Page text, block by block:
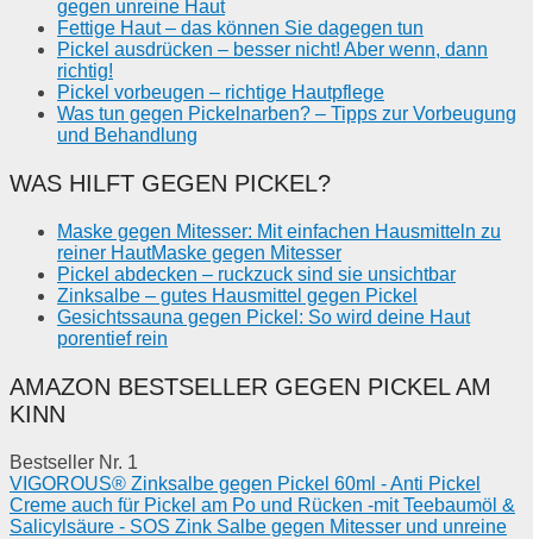
gegen unreine Haut
Fettige Haut – das können Sie dagegen tun
Pickel ausdrücken – besser nicht! Aber wenn, dann
richtig!
Pickel vorbeugen – richtige Hautpflege
Was tun gegen Pickelnarben? – Tipps zur Vorbeugung
und Behandlung
WAS HILFT GEGEN PICKEL?
Maske gegen Mitesser: Mit einfachen Hausmitteln zu
reiner HautMaske gegen Mitesser
Pickel abdecken – ruckzuck sind sie unsichtbar
Zinksalbe – gutes Hausmittel gegen Pickel
Gesichtssauna gegen Pickel: So wird deine Haut
porentief rein
AMAZON BESTSELLER GEGEN PICKEL AM
KINN
Bestseller Nr. 1
VIGOROUS® Zinksalbe gegen Pickel 60ml - Anti Pickel
Creme auch für Pickel am Po und Rücken -mit Teebaumöl &
Salicylsäure - SOS Zink Salbe gegen Mitesser und unreine